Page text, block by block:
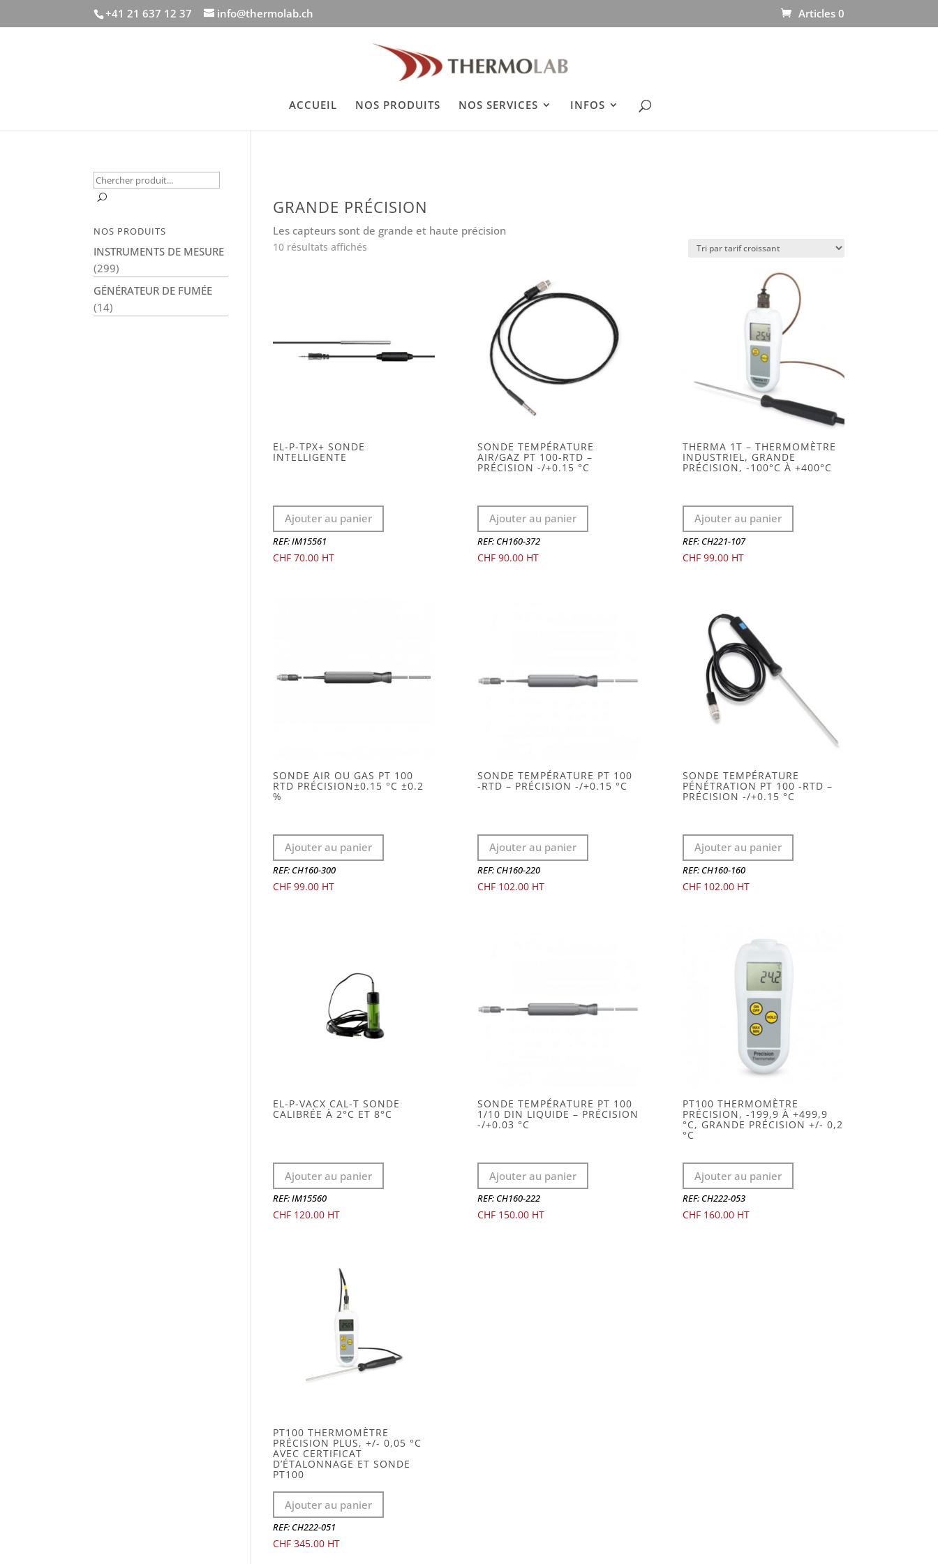
+41 21 637 12 37 info@thermolab.ch Articles 0
ACCUEIL NOS PRODUITS NOS SERVICES INFOS
GRANDE PRÉCISION
Les capteurs sont de grande et haute précision
10 résultats affichés
EL-P-TPX+ SONDE
INTELLIGENTE
Ajouter au panier
REF: IM15561
CHF 70.00
SONDE TEMPÉRATURE
AIR/GAZ PT 100-RTD –
PRÉCISION -/+0.15 °C
Ajouter au panier
REF: CH160-372
CHF 90.00
THERMA 1T – THERMOMÈTRE
INDUSTRIEL, GRANDE
PRÉCISION, -100°C À +400°C
Ajouter au panier
REF: CH221-107
CHF99.00
SONDE AIR OU GAS PT 100
RTD PRÉCISION±0.15 °C ±0.2
%
Ajouter au panier
REF: CH160-300
CHF 99.00
SONDE TEMPÉRATURE PT 100
-RTD – PRÉCISION -/+0.15 °C
Ajouter au panier
REF: CH160-220
CHF 102.00
SONDE TEMPÉRATURE
PÉNÉTRATION PT 100 -RTD –
PRÉCISION -/+0.15 °C
Ajouter au panier
REF: CH160-160
CHF102.00
EL-P-VACX CAL-T SONDE
CALIBRÉE À 2°C ET 8°C
Ajouter au panier
REF: IM15560
CHF 120.00
SONDE TEMPÉRATURE PT 100
1/10 DIN LIQUIDE – PRÉCISION
-/+0.03 °C
Ajouter au panier
REF: CH160-222
CHF 150.00
PT100 THERMOMÈTRE
PRÉCISION, -199,9 À +499,9
°C, GRANDE PRÉCISION +/- 0,2
°C
Ajouter au panier
REF: CH222-053
CHF160.00
PT100 THERMOMÈTRE
PRÉCISION PLUS, +/- 0,05 °C
AVEC CERTIFICAT
D’ÉTALONNAGE ET SONDE
PT100
Ajouter au panier
REF: CH222-051
CHF 345.00
Recherche
pour :
U
NOS PRODUITS
INSTRUMENTS DE MESURE
(299)
GÉNÉRATEUR DE FUMÉE
(14)